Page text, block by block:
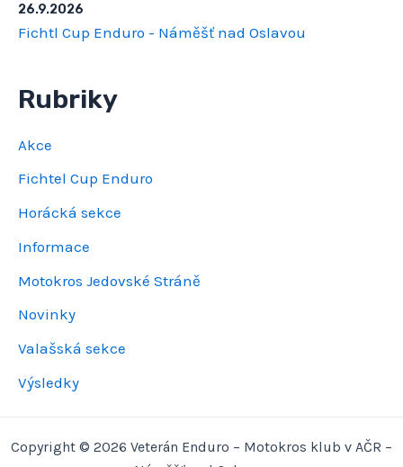
26.9.2026
Fichtl Cup Enduro - Náměšť nad Oslavou
Rubriky
Akce
Fichtel Cup Enduro
Horácká sekce
Informace
Motokros Jedovské Stráně
Novinky
Valašská sekce
Výsledky
Copyright © 2026 Veterán Enduro – Motokros klub v AČR –